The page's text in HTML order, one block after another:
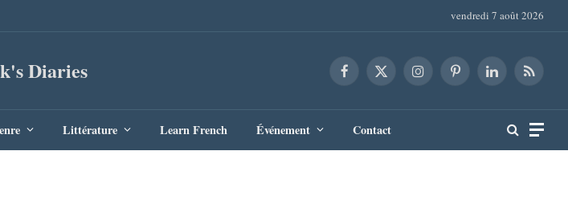
vendredi 7 août 2026
Diaries Facebook
X
InstagramPinterestLinkedInRSS
Littérature Learn French Événement Contact